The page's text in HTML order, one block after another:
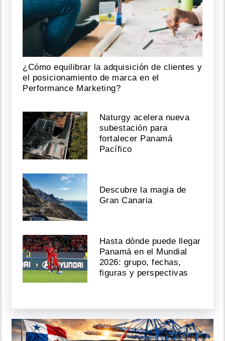
¿Cómo equilibrar la adquisición de clientes y
el posicionamiento de marca en el
Performance Marketing?
Naturgy acelera nueva
subestación para
fortalecer Panamá
Pacífico
Descubre la magia de
Gran Canaria
Hasta dónde puede llegar
Panamá en el Mundial
2026: grupo, fechas,
figuras y perspectivas